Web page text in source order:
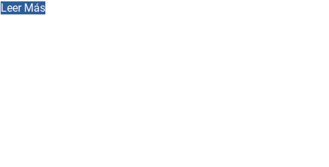
Leer Más